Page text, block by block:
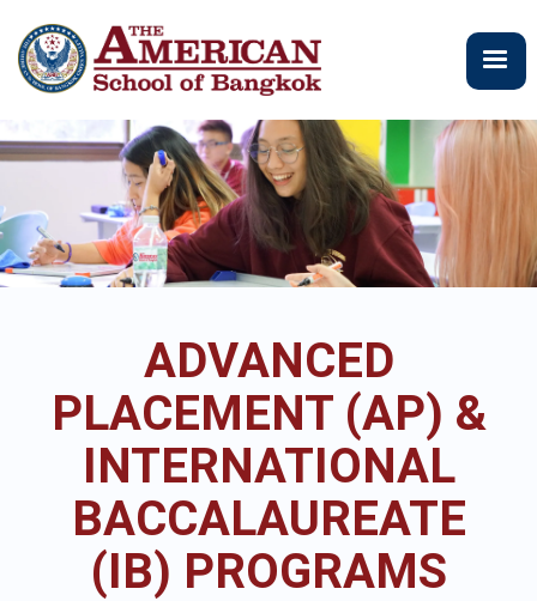
ไป
ยัง
เนื้อหา
ADVANCED
PLACEMENT (AP) &
INTERNATIONAL
BACCALAUREATE
(IB) PROGRAMS